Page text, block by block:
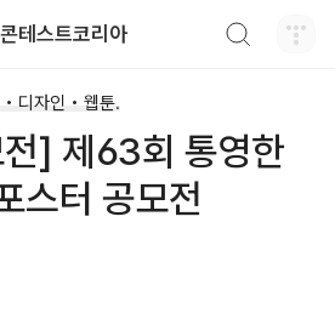
콘테스트코리아
디자인 • 웹툰.
] 제63회 통영한
스터 공모전